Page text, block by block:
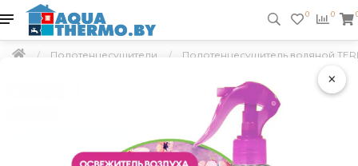
×
0 0
Полотенцесушители Полотенцесушитель водяной